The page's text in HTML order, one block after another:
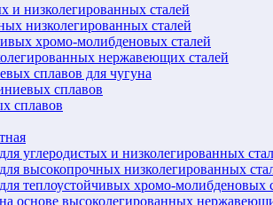
и низколегированных сталей
низколегированных сталей
хромо-молибденовых сталей
нержавеющих сталей
сплавов для чугуна
сплавов
сплавов
углеродистых и низколегированных
высокопрочных низколегированных
теплоустойчивых хромо-молибденовых
основе высоколегированных